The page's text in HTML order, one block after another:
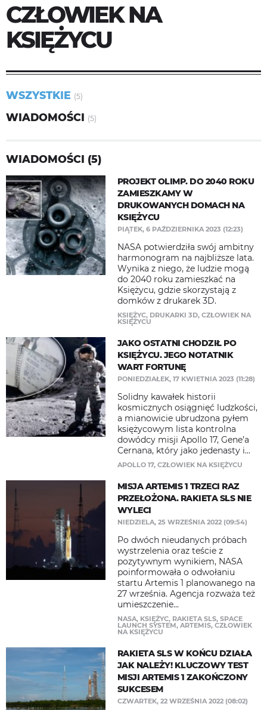
CZŁOWIEK NA
KSIĘŻYCU
WSZYSTKIE (5)
WIADOMOŚCI (5)
WIADOMOŚCI (5)
PROJEKT OLIMP. DO 2040 ROKU
ZAMIESZKAMY W
DRUKOWANYCH DOMACH NA
KSIĘŻYCU
PIĄTEK, 6 PAŹDZIERNIKA 2023 (12:23)
NASA potwierdziła swój ambitny
harmonogram na najbliższe lata.
Wynika z niego, że ludzie mogą
do 2040 roku zamieszkać na
Księżycu, gdzie skorzystają z
domków z drukarek 3D.
KSIĘŻYC, DRUKARKI 3D, CZŁOWIEK NA
KSIĘŻYCU
JAKO OSTATNI CHODZIŁ PO
KSIĘŻYCU. JEGO NOTATNIK
WART FORTUNĘ
PONIEDZIAŁEK, 17 KWIETNIA 2023 (11:28)
Solidny kawałek historii
kosmicznych osiągnięć ludzkości,
a mianowicie ubrudzona pyłem
księżycowym lista kontrolna
dowódcy misji Apollo 17, Gene’a
Cernana, który jako jedenasty i...
APOLLO 17, CZŁOWIEK NA KSIĘŻYCU
MISJA ARTEMIS 1 TRZECI RAZ
PRZEŁOŻONA. RAKIETA SLS NIE
WYLECI
NIEDZIELA, 25 WRZEŚNIA 2022 (09:54)
Po dwóch nieudanych próbach
wystrzelenia oraz teście z
pozytywnym wynikiem, NASA
poinformowała o odwołaniu
startu Artemis 1 planowanego na
27 września. Agencja rozważa też
umieszczenie...
NASA, KSIĘŻYC, RAKIETA SLS, SPACE
LAUNCH SYSTEM, ARTEMIS, CZŁOWIEK
NA KSIĘŻYCU
RAKIETA SLS W KOŃCU DZIAŁA
JAK NALEŻY! KLUCZOWY TEST
MISJI ARTEMIS 1 ZAKOŃCZONY
SUKCESEM
CZWARTEK, 22 WRZEŚNIA 2022 (08:02)